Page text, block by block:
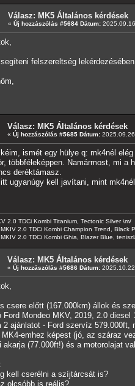
Válasz: MK5 Általános kérdések
« Új hozzászólás #5684 Dátum:
felszereltség
Válasz: MK5 Általános kérdések
« Új hozzászólás #5685 Dátum:
ismét egy hülye q: mk4nél
többféleképpen. Namármost, mi a
deréktámasz.
ugyanúgy kell javítani, mint
2.0 TDCi Kombi Titanium, Tectonic Silver \m/
2.0 TDCi Kombi Champion Trend, Black
2.0 TDCi Kombi Ghia, Blazer Blue,
Válasz: MK5 Általános kérdések
« Új hozzászólás #5686 Dátum:
csere előtt (167.000km) állok és
Ford Mondeo MKV, 2019, 2.0
2 ajánlatot - Ford szervíz
MK4-emhez képest (jó, az száraz
akarja (77.000ft!) és a motorolajat
kell cserélni a szíjtárcsát is?
olcsóbb is reális?